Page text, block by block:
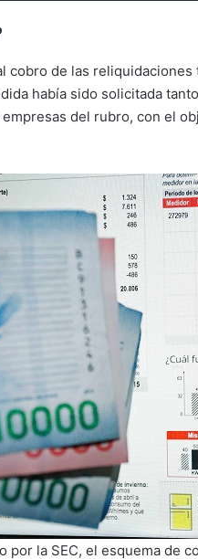
cobro de las
había sido solicitada
del rubro, con el
por la SEC, el esquema de